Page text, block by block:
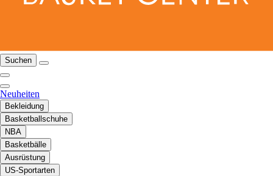
Suchen
Neuheiten
Bekleidung
Basketballschuhe
NBA
Basketbälle
Ausrüstung
US-Sportarten